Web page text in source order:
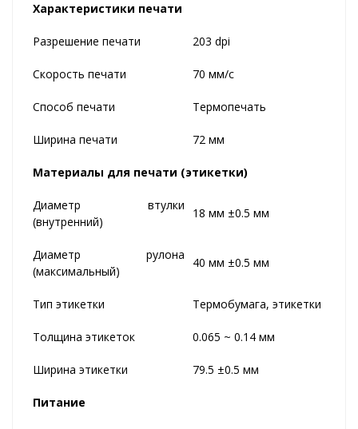
Характеристики печати
Разрешение печати 203 dpi
Скорость печати 70 мм/с
Способ печати Термопечать
Ширина печати 72 мм
Материалы для печати (этикетки)
Диаметр втулки
(внутренний)
18 мм ±0.5 мм
Диаметр рулона
(максимальный)
40 мм ±0.5 мм
Тип этикетки Термобумага, этикетки
Толщина этикеток 0.065 ~ 0.14 мм
Ширина этикетки 79.5 ±0.5 мм
Питание